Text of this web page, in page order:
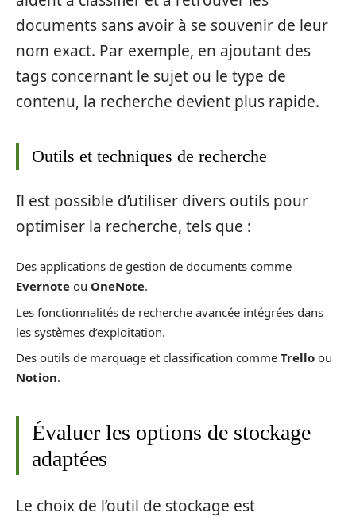
documents sans avoir à se souvenir de leur
nom exact. Par exemple, en ajoutant des
tags concernant le sujet ou le type de
contenu, la recherche devient plus rapide.
Outils et techniques de recherche
Il est possible d’utiliser divers outils pour
optimiser la recherche, tels que :
Des applications de gestion de documents comme
Evernote ou OneNote.
Les fonctionnalités de recherche avancée intégrées dans
les systèmes d’exploitation.
Des outils de marquage et classification comme Trello ou
Notion.
Évaluer les options de stockage
adaptées
Le choix de l’outil de stockage est